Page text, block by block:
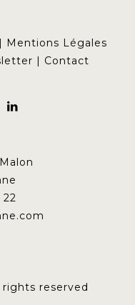
Mentions Légales
Contact
22
reserved